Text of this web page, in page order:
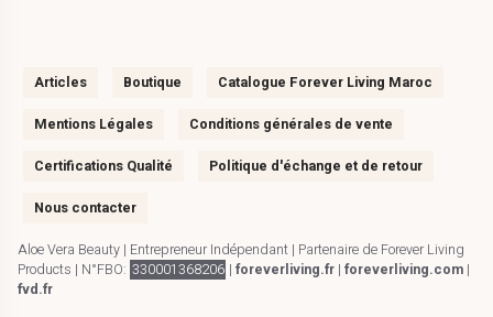
Articles Boutique Catalogue Forever Living Maroc
Mentions Légales Conditions générales de vente
Certifications Qualité Politique d'échange et de retour
Nous contacter
Aloe Vera Beauty | Entrepreneur Indépendant | Partenaire de Forever Living
Products | N°FBO: 330001368206 | foreverliving.fr| foreverliving.com|
fvd.fr